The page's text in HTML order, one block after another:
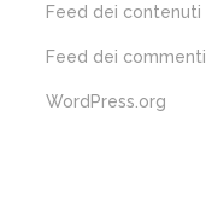
Feed dei contenuti
Feed dei commenti
WordPress.org